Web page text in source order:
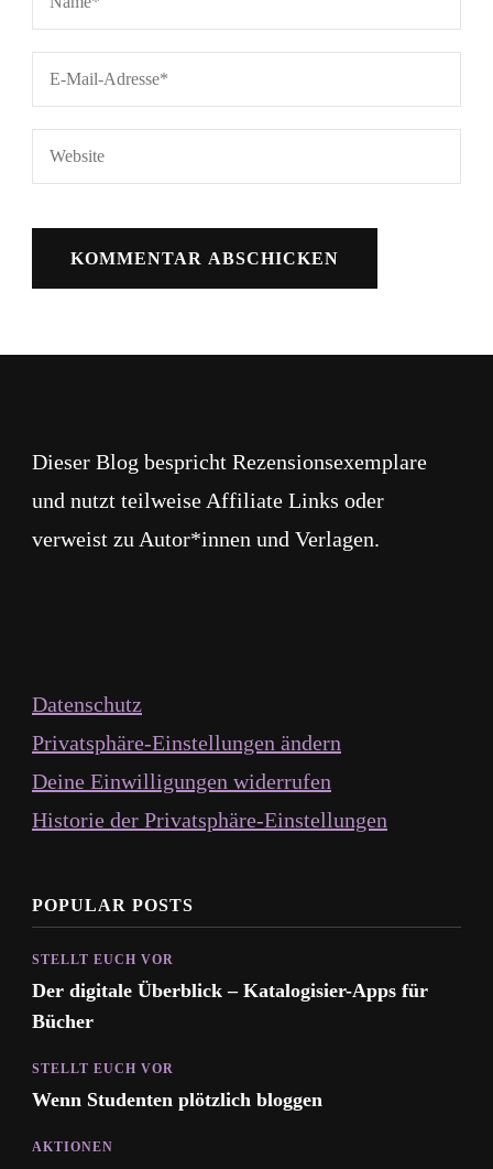
Dieser Blog bespricht Rezensionsexemplare
und nutzt teilweise Affiliate Links oder
verweist zu Autor*innen und Verlagen.
Datenschutz
Privatsphäre-Einstellungen ändern
Deine Einwilligungen widerrufen
Historie der Privatsphäre-Einstellungen
POPULAR POSTS
STELLT EUCH VOR
Der digitale Überblick – Katalogisier-Apps für
Bücher
STELLT EUCH VOR
Wenn Studenten plötzlich bloggen
AKTIONEN